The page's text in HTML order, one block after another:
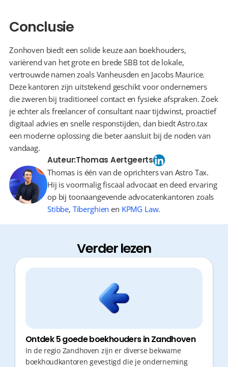
Conclusie
Zonhoven biedt een solide keuze aan boekhouders,
variërend van het grote en brede SBB tot de lokale,
vertrouwde namen zoals Vanheusden en Jacobs Maurice.
Deze kantoren zijn uitstekend geschikt voor ondernemers
die zweren bij traditioneel contact en fysieke afspraken. Zoek
je echter als freelancer of consultant naar tijdwinst, proactief
digitaal advies en snelle responstijden, dan biedt Astro.tax
een moderne oplossing die beter aansluit bij de noden van
vandaag.
Auteur:Thomas Aertgeerts
Thomas is één van de oprichters van Astro Tax.
Hij is voormalig fiscaal advocaat en deed ervaring
op bij toonaangevende advocatenkantoren zoals
Stibbe, Tiberghien en KPMG Law.
Verder lezen
Ontdek 5 goede boekhouders in Zandhoven
In de regio Zandhoven zijn er diverse bekwame
boekhoudkantoren gevestigd die je onderneming